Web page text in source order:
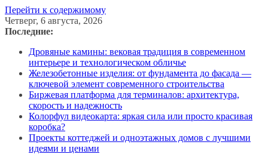
Перейти к содержимому
Четверг, 6 августа, 2026
Последние:
Дровяные камины: вековая традиция в современном
интерьере и технологическом обличье
Железобетонные изделия: от фундамента до фасада —
ключевой элемент современного строительства
Биржевая платформа для терминалов: архитектура,
скорость и надежность
Колорфул видеокарта: яркая сила или просто красивая
коробка?
Проекты коттеджей и одноэтажных домов с лучшими
идеями и ценами